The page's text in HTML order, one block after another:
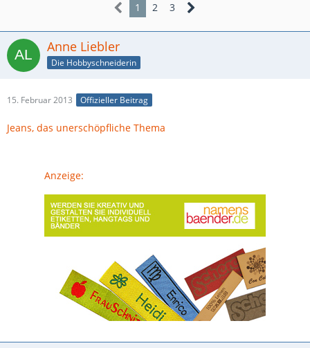
1 2 3
Anne Liebler
Die Hobbyschneiderin
15. Februar 2013 Offizieller Beitrag
Jeans, das unerschöpfliche Thema
Anzeige: